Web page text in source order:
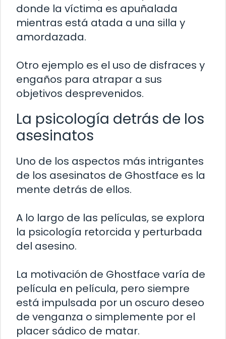
donde la víctima es apuñalada
mientras está atada a una silla y
amordazada.
Otro ejemplo es el uso de disfraces y
engaños para atrapar a sus
objetivos desprevenidos.
La psicología detrás de los
asesinatos
Uno de los aspectos más intrigantes
de los asesinatos de Ghostface es la
mente detrás de ellos.
A lo largo de las películas, se explora
la psicología retorcida y perturbada
del asesino.
La motivación de Ghostface varía de
película en película, pero siempre
está impulsada por un oscuro deseo
de venganza o simplemente por el
placer sádico de matar.